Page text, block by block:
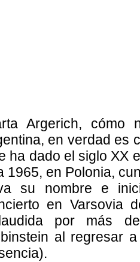
Argerich, cómo
en verdad es
ha dado el siglo XX
1965, en Polonia,
su nombre e
en Varsovia
por más
al regresar